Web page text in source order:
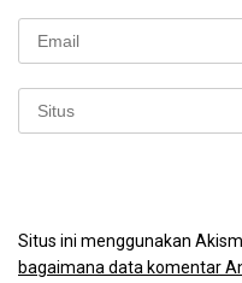
Situs ini menggunakan
bagaimana data komentar